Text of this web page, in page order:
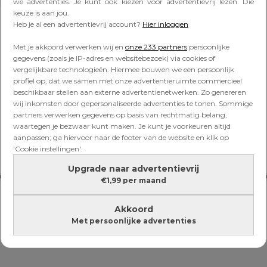
keuze is aan jou.
Heb je al een advertentievrij account? Hier inloggen
Met je akkoord verwerken wij en onze 233 partners persoonlijke
gegevens (zoals je IP-adres en websitebezoek) via cookies of
vergelijkbare technologieën. Hiermee bouwen we een persoonlijk
profiel op, dat we samen met onze advertentieruimte commercieel
beschikbaar stellen aan externe advertentienetwerken. Zo genereren
wij inkomsten door gepersonaliseerde advertenties te tonen. Sommige
partners verwerken gegevens op basis van rechtmatig belang,
waartegen je bezwaar kunt maken. Je kunt je voorkeuren altijd
aanpassen; ga hiervoor naar de footer van de website en klik op
'Cookie instellingen'.
Upgrade naar advertentievrij
€1,99 per maand
Akkoord
Met persoonlijke advertenties